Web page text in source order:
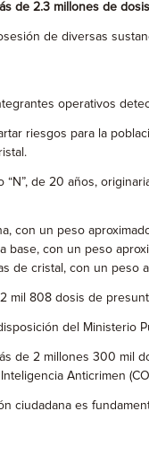
de 2.3 millones de
de diversas
operativos
riesgos para la
de 20 años,
con un peso
con un peso
de cristal, con un peso
mil 808 dosis de
del
de 2 millones 300
Anticrimen
ciudadana es